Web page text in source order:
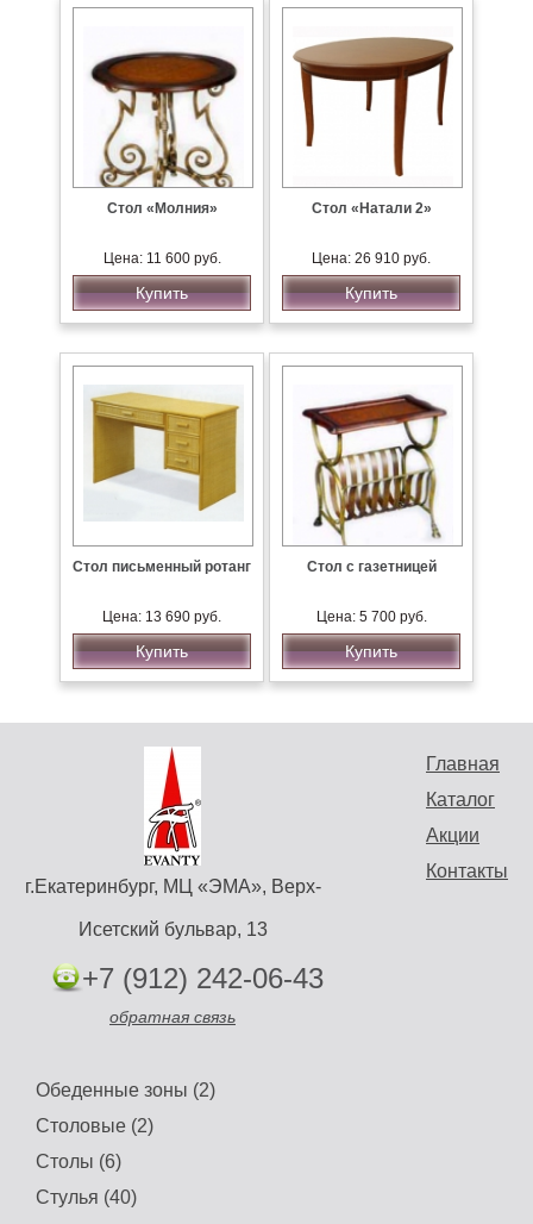
Стол «Молния»
Цена: 11 600 руб.
Купить
Стол «Натали 2»
Цена: 26 910 руб.
Купить
Стол письменный ротанг
Цена: 13 690 руб.
Купить
Стол с газетницей
Цена: 5 700 руб.
Купить
Главная
Каталог
Акции
Контакты
г.Екатеринбург, МЦ «ЭМА», Верх-
Исетский бульвар, 13
+7 (912) 242-06-43
обратная связь
Обеденные зоны (2)
Столовые (2)
Столы (6)
Стулья (40)